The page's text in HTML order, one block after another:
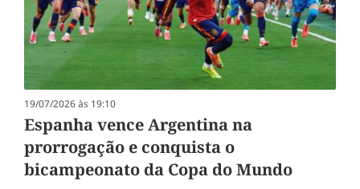
19/07/2026 às 19:10
Espanha vence Argentina na
prorrogação e conquista o
bicampeonato da Copa do Mundo